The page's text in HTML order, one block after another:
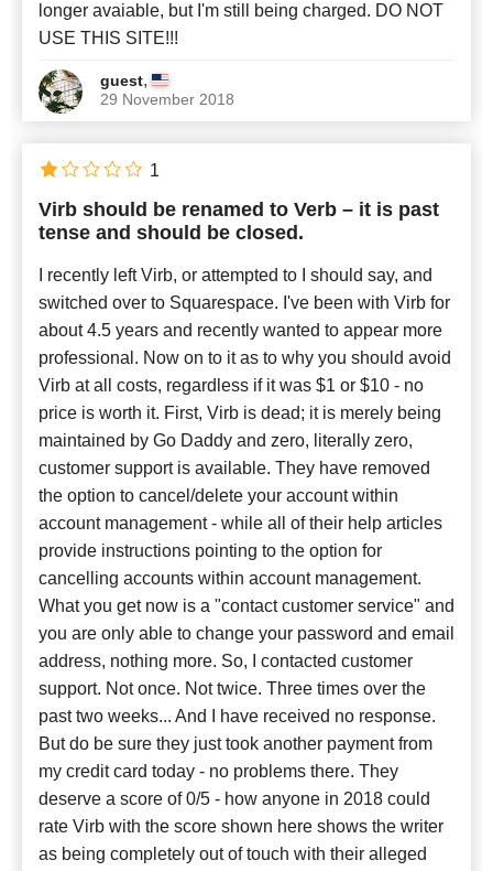
longer avaiable, but I'm still being charged. DO NOT
USE THIS SITE!!!
guest,
29 November 2018
Virb should be renamed to Verb – it is past
tense and should be closed.
I recently left Virb, or attempted to I should say, and
switched over to Squarespace. I've been with Virb for
about 4.5 years and recently wanted to appear more
professional. Now on to it as to why you should avoid
Virb at all costs, regardless if it was $1 or $10 - no
price is worth it. First, Virb is dead; it is merely being
maintained by Go Daddy and zero, literally zero,
customer support is available. They have removed
the option to cancel/delete your account within
account management - while all of their help articles
provide instructions pointing to the option for
cancelling accounts within account management.
What you get now is a "contact customer service" and
you are only able to change your password and email
address, nothing more. So, I contacted customer
support. Not once. Not twice. Three times over the
past two weeks... And I have received no response.
But do be sure they just took another payment from
my credit card today - no problems there. They
deserve a score of 0/5 - how anyone in 2018 could
rate Virb with the score shown here shows the writer
as being completely out of touch with their alleged
1